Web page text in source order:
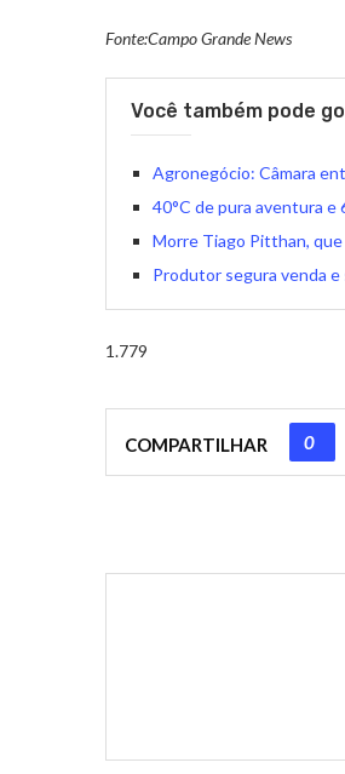
Fonte:Campo Grande News
Você também pode
Agronegócio: Câmara
40°C de pura aventura e
Morre Tiago Pitthan, que
Produtor segura venda e
1.779
COMPARTILHAR 0